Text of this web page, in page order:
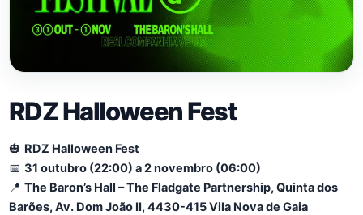
RDZ Halloween Fest
🎃 RDZ Halloween Fest
📅 31 outubro (22:00) a 2 novembro (06:00)
📍 The Baron’s Hall – The Fladgate Partnership, Quinta dos
Barões, Av. Dom João II, 4430-415 Vila Nova de Gaia